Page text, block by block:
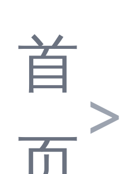
首
>